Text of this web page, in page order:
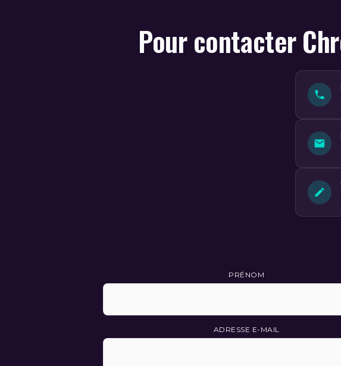
Pour contacter
PRÉNOM
ADRESSE E-MAIL